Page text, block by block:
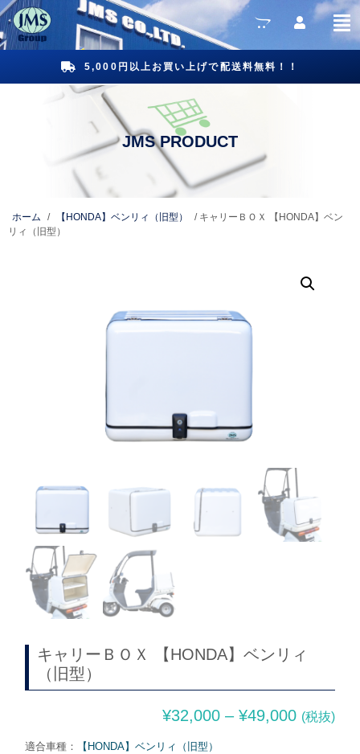
5,000円以上お買い上げで配送料無料！！
ホーム / 【HONDA】ベンリィ（旧型）
/ キャリーＢＯＸ 【HONDA】ベン
リィ（旧型）
キャリーＢＯＸ 【HONDA】ベンリィ
（旧型）
¥32,000 – ¥49,000 (税抜)
適合車種： 【HONDA】ベンリィ（旧型）